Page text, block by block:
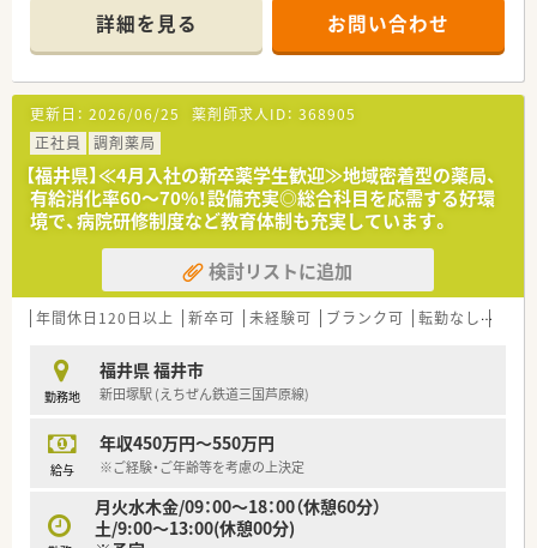
■30代の若年層の活躍により勢いのある会社ですが、一方で70
代の現役薬剤師も活躍されています。
■年齢ではなく技能・お人柄というお考えなので、長く且つ安定
的にご勤務いただくことが可能です。
■産育休取得実績があるだけでなく、取得環境の整備にも力を入
れているため、今回の募集に繋がっております。
■独立支援制度も会社独自でございますので、開業支援やノウハ
ウも学べます。
詳細を見る お問い合わせ
更新日： 2026/06/25 薬剤師求人ID： 368905
正社員
調剤薬局
【福井県】≪4月入社の新卒薬学生歓迎≫地域密着型の薬局、
有給消化率60～70%！設備充実◎総合科目を応需する好環
境で、病院研修制度など教育体制も充実しています。
検討リストに追加
年間休日120日以上 新卒可 未経験可 ブランク可 転勤なし
勤務地
福井県 福井市
新田塚駅 (えちぜん鉄道三国芦原線)
給与
年収450万円～550万円
※ご経験・ご年齢等を考慮の上決定
月火水木金/09：00～18：00（休憩60分）
土/9:00～13:00(休憩00分)